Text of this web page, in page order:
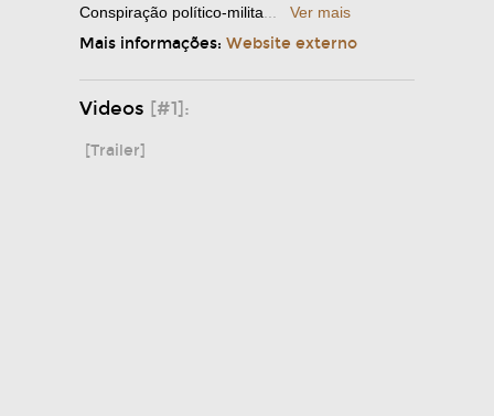
Conspiração político-milita
Ver mais
Mais informações: Website externo
Videos [#1]:
[Trailer]